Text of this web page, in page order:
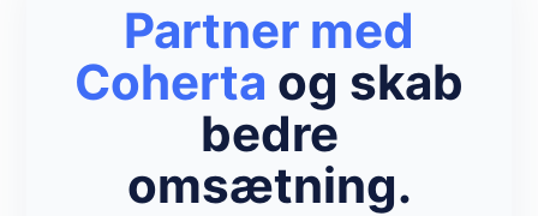
Partner med
Coherta og skab
bedre
omsætning.